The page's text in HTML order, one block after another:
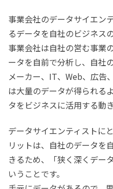
事業会社のデータサイエン
るデータを自社のビジネス
事業会社は自社の営む事業
ータを自前で分析し、自社
メーカー、IT、Web、広告
は大量のデータが得られる
タをビジネスに活用する動
データサイエンティストに
リットは、自社のデータを
きるため、「狭く深くデー
いうことです。